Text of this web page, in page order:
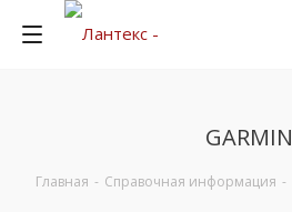
GARMIN
Главная - Справочная информация -